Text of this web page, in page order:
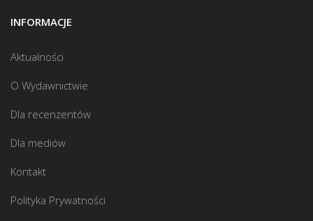
INFORMACJE
Aktualności
O Wydawnictwie
Dla recenzentów
Dla mediów
Kontakt
Polityka Prywatności